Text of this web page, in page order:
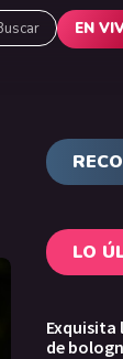
EN
LO
Exquisita
de